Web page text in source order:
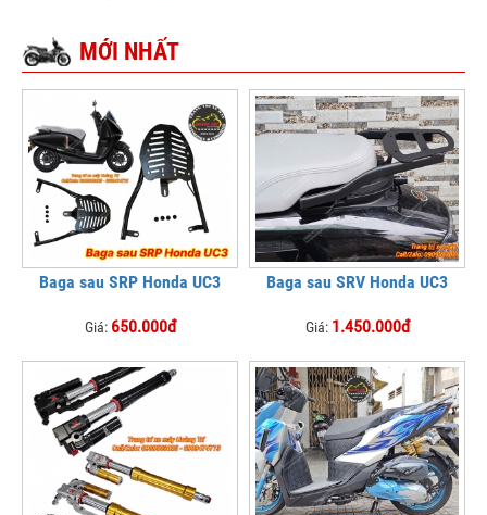
MỚI NHẤT
Baga sau SRP Honda UC3
Giá: 650.000đ
Baga sau SRV Honda UC3
Giá: 1.450.000đ